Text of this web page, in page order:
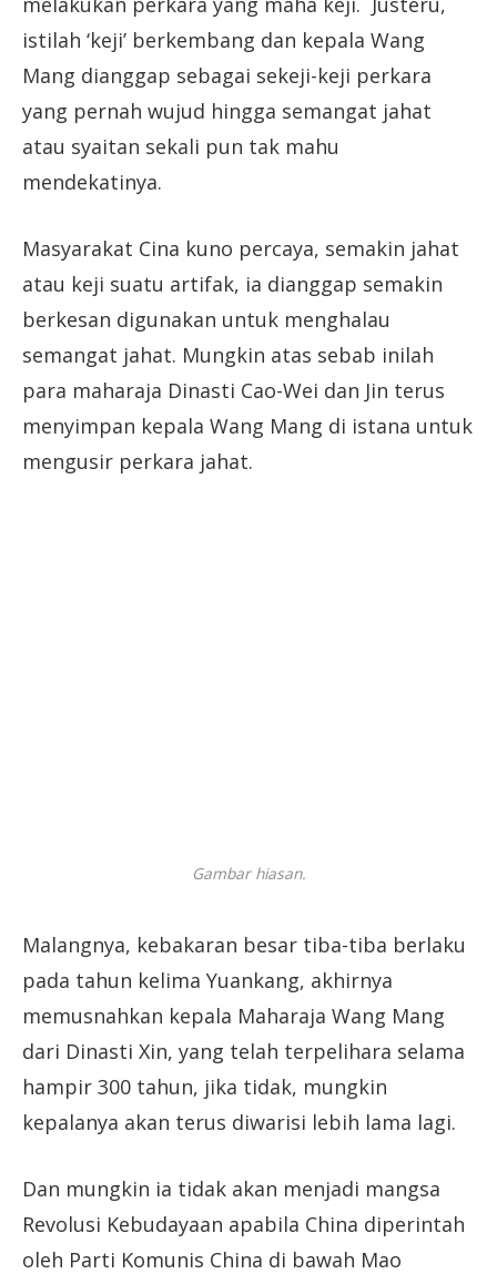
istilah ‘keji’ berkembang dan kepala Wang
Mang dianggap sebagai sekeji-keji perkara
yang pernah wujud hingga semangat jahat
atau syaitan sekali pun tak mahu
mendekatinya.
Masyarakat Cina kuno percaya, semakin jahat
atau keji suatu artifak, ia dianggap semakin
berkesan digunakan untuk menghalau
semangat jahat. Mungkin atas sebab inilah
para maharaja Dinasti Cao-Wei dan Jin terus
menyimpan kepala Wang Mang di istana untuk
mengusir perkara jahat.
Gambar hiasan.
Malangnya, kebakaran besar tiba-tiba berlaku
pada tahun kelima Yuankang, akhirnya
memusnahkan kepala Maharaja Wang Mang
dari Dinasti Xin, yang telah terpelihara selama
hampir 300 tahun, jika tidak, mungkin
kepalanya akan terus diwarisi lebih lama lagi.
Dan mungkin ia tidak akan menjadi mangsa
Revolusi Kebudayaan apabila China diperintah
oleh Parti Komunis China di bawah Mao